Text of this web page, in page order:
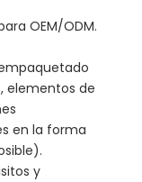
OEM/ODM.
elementos de
en la forma
y